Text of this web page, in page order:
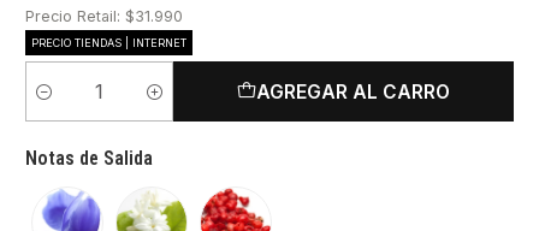
Precio Retail: $31.990
PRECIO TIENDAS | INTERNET
Cantidad
AGREGAR AL CARRO
Notas de Salida